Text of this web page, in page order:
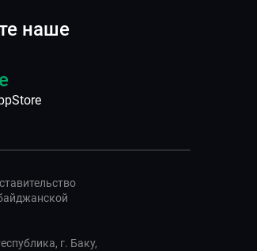
наше
г. Баку,